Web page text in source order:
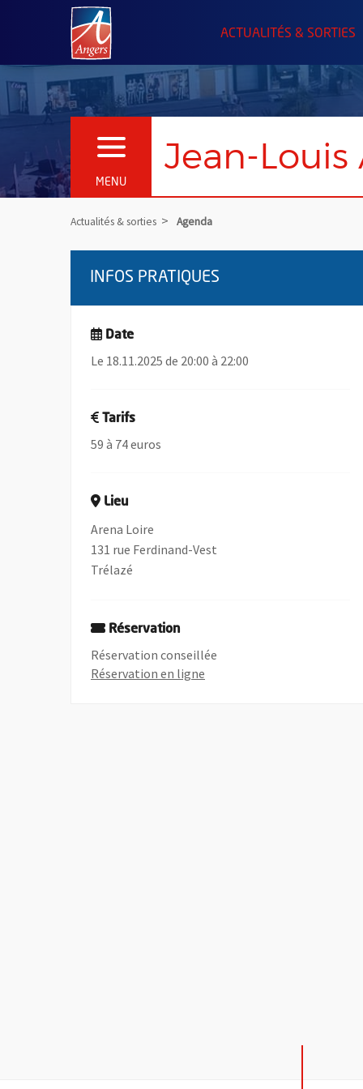
Angers.fr : Retour à l'accueil
ACTUALITÉS & SORTIES
MENU
OUVRIR LE MENU Jean-
Actualités & sorties Agenda
INFOS PRATIQUES
Date
Le 18.11.2025 de 20:00 à 22:00
Tarifs
59 à 74 euros
Lieu
Arena Loire
131 rue Ferdinand-Vest
Trélazé
Réservation
Réservation conseillée
Réservation en ligne